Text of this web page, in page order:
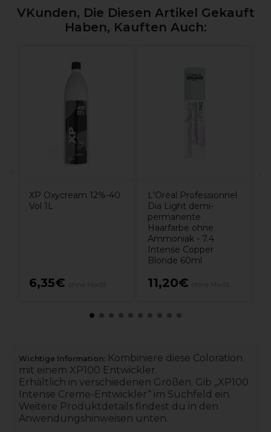
VKunden, Die Diesen Artikel Gekauft
Haben, Kauften Auch:
XP Oxycream 12%-40
Vol 1L
6,35€
L'Oréal Professionnel
Dia Light demi-
permanente
Haarfarbe ohne
Ammoniak - 7.4
Intense Copper
Blonde 60ml
11,20€
Wichtige Information: Kombiniere diese Coloration
mit einem XP100 Entwickler.
Erhältlich in verschiedenen Größen. Gib „XP100
Intense Creme-Entwickler“ im Suchfeld ein.
Weitere Produktdetails findest du in den
Anwendungshinweisen unten.